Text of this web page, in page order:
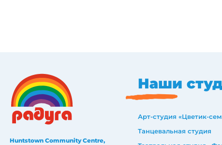
Huntstown Community Centre,
Наши
Арт-студия «Цветик-
Танцевальная студия